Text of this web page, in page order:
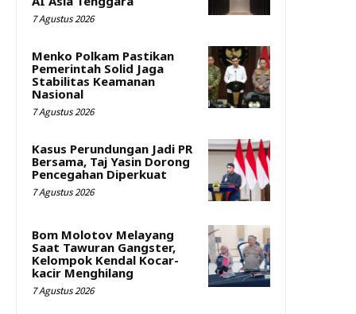
7 Agustus 2026
Menko Polkam Pastikan
Pemerintah Solid Jaga
Stabilitas Keamanan
Nasional
7 Agustus 2026
Kasus Perundungan Jadi PR
Bersama, Taj Yasin Dorong
Pencegahan Diperkuat
7 Agustus 2026
Bom Molotov Melayang
Saat Tawuran Gangster,
Kelompok Kendal Kocar-
kacir Menghilang
7 Agustus 2026